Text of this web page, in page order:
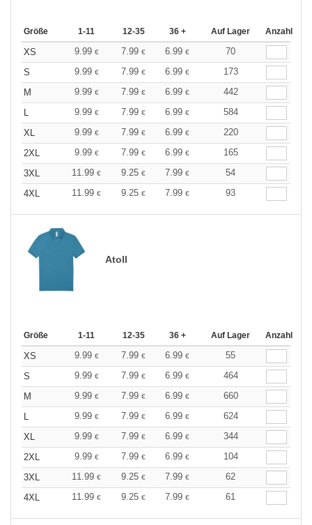
Größe 1-11 12-35 36 + Auf Lager Anzahl
XS 9.99 € 7.99 € 6.99 €
70
S
9.99 € 7.99 € 6.99 €
173
M
9.99 € 7.99 € 6.99 €
442
9.99 € 7.99 € 6.99 €
584
XL
9.99 € 7.99 € 6.99 €
220
2XL
9.99 € 7.99 € 6.99 €
165
3XL
11.99 € 9.25 € 7.99 €
54
4XL
11.99 € 9.25 € 7.99 € 93
Atoll
Größe 1-11 12-35 36 + Auf Lager Anzahl
XS 9.99 € 7.99 € 6.99 €
55
S
9.99 € 7.99 € 6.99 €
464
M
9.99 € 7.99 € 6.99 €
660
9.99 € 7.99 € 6.99 €
624
XL
9.99 € 7.99 € 6.99 €
344
2XL
9.99 € 7.99 € 6.99 €
104
3XL
11.99 € 9.25 € 7.99 €
62
4XL
11.99 € 9.25 € 7.99 € 61